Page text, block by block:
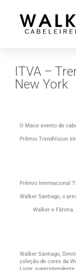
ITVA –
New York
O Maior evento de
Prêmio TrendVision
Prêmio Internacional
Walker Santiago, o
Walker e Fátima.
Walker Santiago,
coleção de cores da